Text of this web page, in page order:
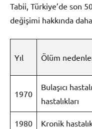
Tabii, Türkiye’de son
değişimi hakkında
Yıl Ölüm
1970
Bulaşıcı
hastalıkları
1980 Kronik